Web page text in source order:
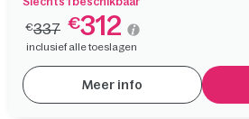
€337 €312
inclusief alle toeslagen
Meer info